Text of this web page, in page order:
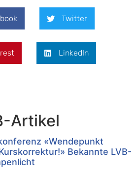
Twitter
LinkedIn
Artikel
«Wendepunkt
Bekannte LVB-